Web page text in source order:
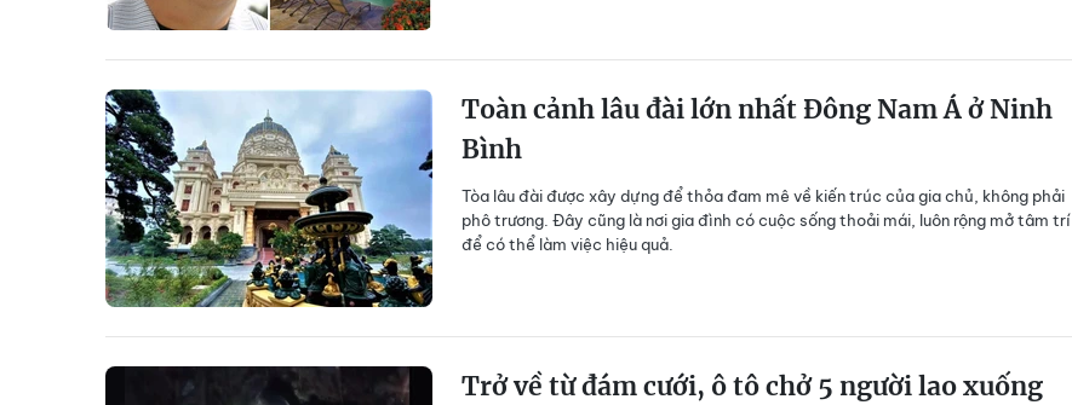
Toàn cảnh lâu đài lớn nhất Đông Nam Á ở Ninh
Bình
Tòa lâu đài được xây dựng để thỏa đam mê về kiến trúc của gia chủ, không phải
phô trương. Đây cũng là nơi gia đình có cuộc sống thoải mái, luôn rộng mở tâm trí
để có thể làm việc hiệu quả.
Trở về từ đám cưới, ô tô chở 5 người lao xuống